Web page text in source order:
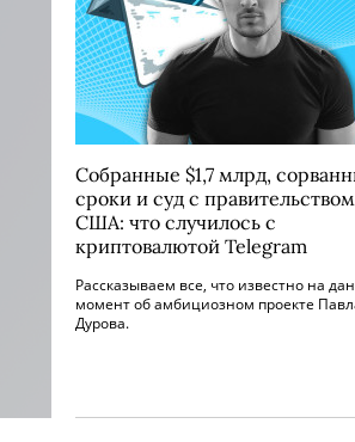
Собранные $1,7 млрд,
сроки и суд с правительством
США: что случилось с
криптовалютой Telegram
Рассказываем все, что известно на
момент об амбициозном проекте
Дурова.